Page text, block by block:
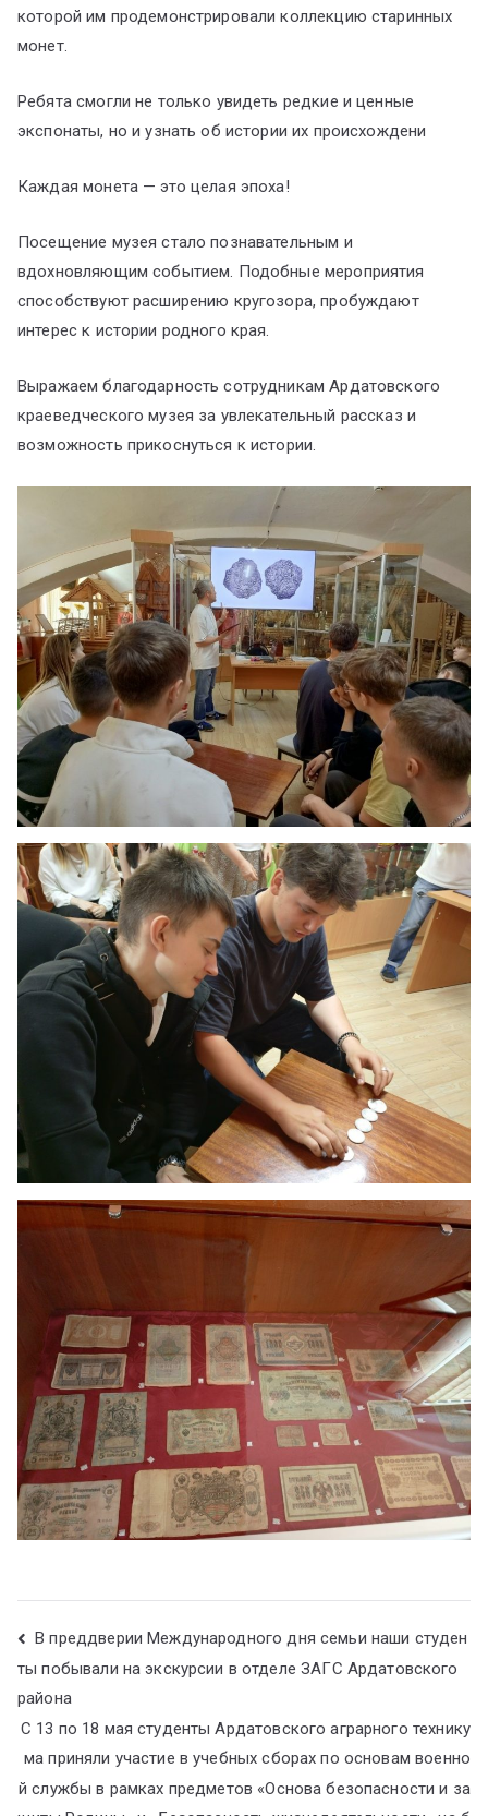
которой им продемонстрировали коллекцию старинных
монет.
Ребята смогли не только увидеть редкие и ценные
экспонаты, но и узнать об истории их происхождени
Каждая монета — это целая эпоха!
Посещение музея стало познавательным и
вдохновляющим событием. Подобные мероприятия
способствуют расширению кругозора, пробуждают
интерес к истории родного края.
Выражаем благодарность сотрудникам Ардатовского
краеведческого музея за увлекательный рассказ и
возможность прикоснуться к истории.
В преддверии Международного дня семьи наши студен
ты побывали на экскурсии в отделе ЗАГС Ардатовского
района
С 13 по 18 мая студенты Ардатовского аграрного технику
ма приняли участие в учебных сборах по основам военно
й службы в рамках предметов «Основа безопасности и за